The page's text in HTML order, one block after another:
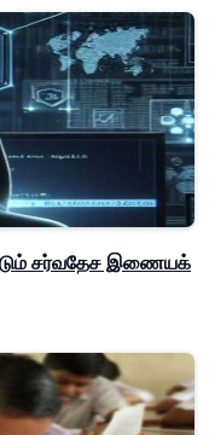
சர்வதேச இணையக்